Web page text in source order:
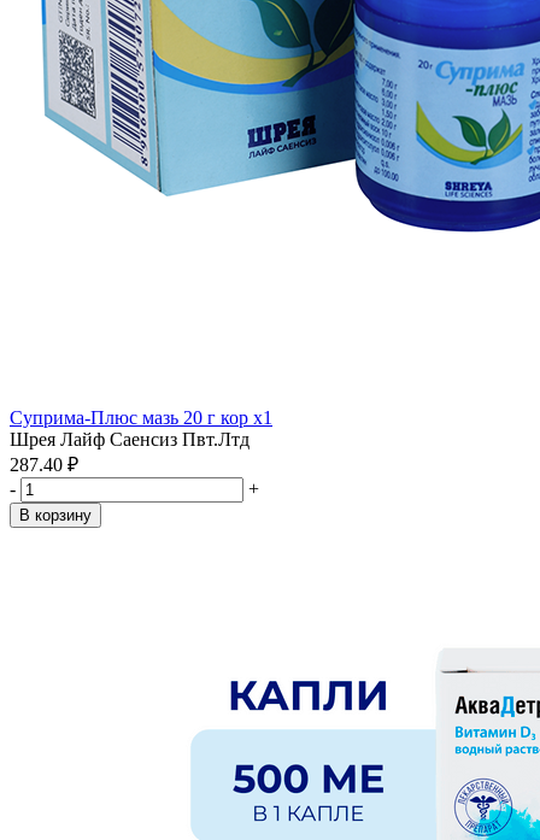
Суприма-Плюс мазь 20 г кор x1
Шрея Лайф Саенсиз Пвт.Лтд
287.40 ₽
-
+
В корзину